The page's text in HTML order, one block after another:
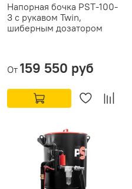
Напорная бочка PST-100-
3 с рукавом Twin,
шиберным дозатором
От 159 550 руб